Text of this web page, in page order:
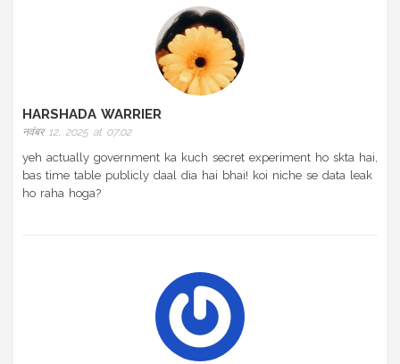
HARSHADA WARRIER
नवंबर 12, 2025 at 07:02
yeh actually government ka kuch secret experiment ho skta hai,
bas time table publicly daal dia hai bhai! koi niche se data leak
ho raha hoga?